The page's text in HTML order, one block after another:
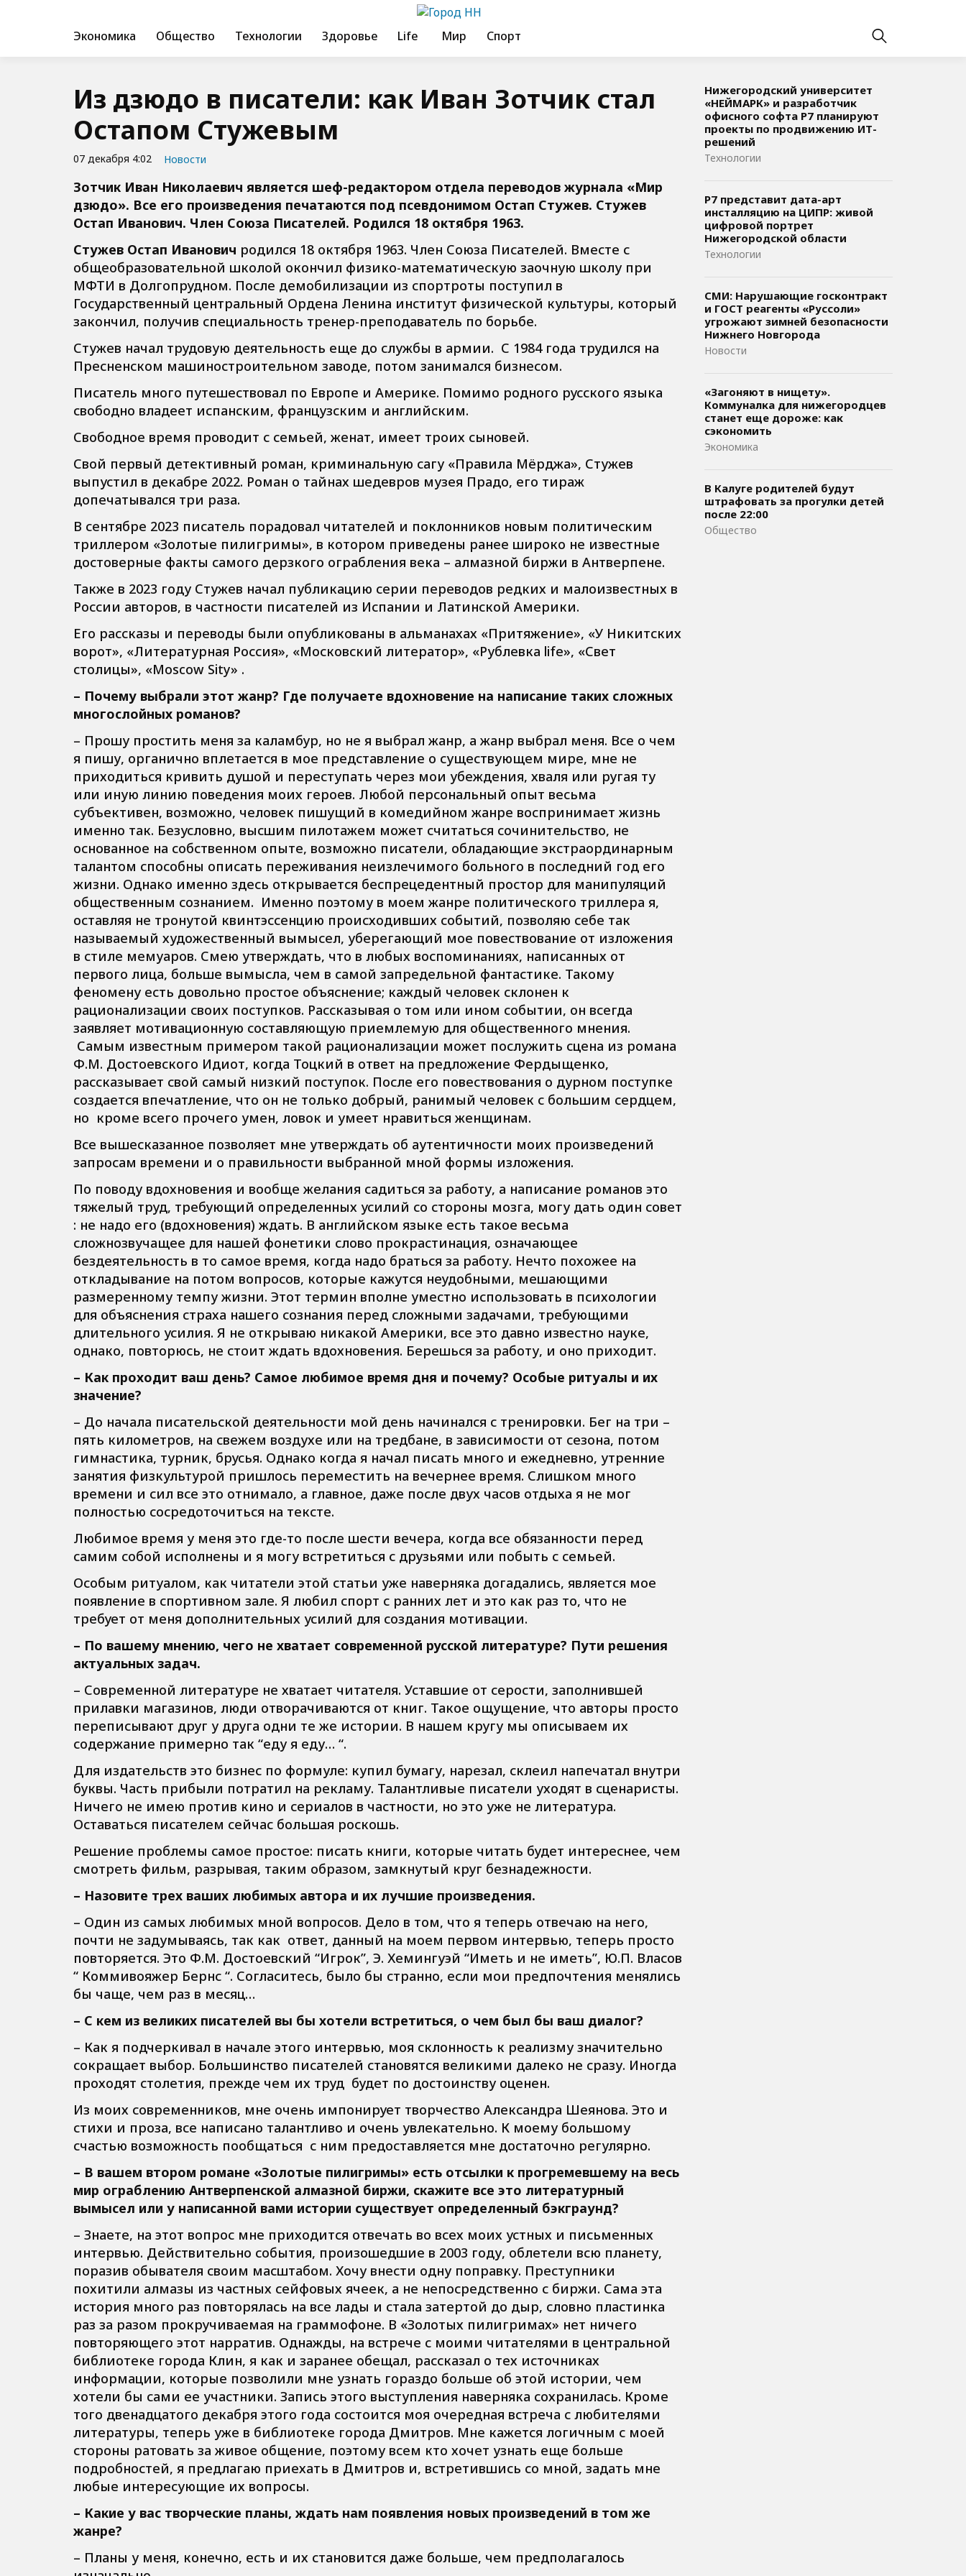
Экономика Общество Технологии Здоровье Life Мир Спорт
Из дзюдо в писатели: как Иван Зотчик стал
Остапом Стужевым
07 декабря 4:02 Новости
Зотчик Иван Николаевич является шеф-редактором отдела переводов журнала «Мир
дзюдо». Все его произведения печатаются под псевдонимом Остап Стужев. Стужев
Остап Иванович. Член Союза Писателей. Родился 18 октября 1963.
Стужев Остап Иванович родился 18 октября 1963. Член Союза Писателей. Вместе с
общеобразовательной школой окончил физико-математическую заочную школу при
МФТИ в Долгопрудном. После демобилизации из спортроты поступил в
Государственный центральный Ордена Ленина институт физической культуры, который
закончил, получив специальность тренер-преподаватель по борьбе.
Стужев начал трудовую деятельность еще до службы в армии. С 1984 года трудился на
Пресненском машиностроительном заводе, потом занимался бизнесом.
Писатель много путешествовал по Европе и Америке. Помимо родного русского языка
свободно владеет испанским, французским и английским.
Свободное время проводит с семьей, женат, имеет троих сыновей.
Свой первый детективный роман, криминальную сагу «Правила Мёрджа», Стужев
выпустил в декабре 2022. Роман о тайнах шедевров музея Прадо, его тираж
допечатывался три раза.
В сентябре 2023 писатель порадовал читателей и поклонников новым политическим
триллером «Золотые пилигримы», в котором приведены ранее широко не известные
достоверные факты самого дерзкого ограбления века – алмазной биржи в Антверпене.
Также в 2023 году Стужев начал публикацию серии переводов редких и малоизвестных в
России авторов, в частности писателей из Испании и Латинской Америки.
Его рассказы и переводы были опубликованы в альманахах «Притяжение», «У Никитских
ворот», «Литературная Россия», «Московский литератор», «Рублевка life», «Свет
столицы», «Moscow Sity» .
– Почему выбрали этот жанр? Где получаете вдохновение на написание таких сложных
многослойных романов?
– Прошу простить меня за каламбур, но не я выбрал жанр, а жанр выбрал меня. Все о чем
я пишу, органично вплетается в мое представление о существующем мире, мне не
приходиться кривить душой и переступать через мои убеждения, хваля или ругая ту
или иную линию поведения моих героев. Любой персональный опыт весьма
субъективен, возможно, человек пишущий в комедийном жанре воспринимает жизнь
именно так. Безусловно, высшим пилотажем может считаться сочинительство, не
основанное на собственном опыте, возможно писатели, обладающие экстраординарным
талантом способны описать переживания неизлечимого больного в последний год его
жизни. Однако именно здесь открывается беспрецедентный простор для манипуляций
общественным сознанием. Именно поэтому в моем жанре политического триллера я,
оставляя не тронутой квинтэссенцию происходивших событий, позволяю себе так
называемый художественный вымысел, уберегающий мое повествование от изложения
в стиле мемуаров. Смею утверждать, что в любых воспоминаниях, написанных от
первого лица, больше вымысла, чем в самой запредельной фантастике. Такому
феномену есть довольно простое объяснение; каждый человек склонен к
рационализации своих поступков. Рассказывая о том или ином событии, он всегда
заявляет мотивационную составляющую приемлемую для общественного мнения.
Самым известным примером такой рационализации может послужить сцена из романа
Ф.М. Достоевского Идиот, когда Тоцкий в ответ на предложение Фердыщенко,
рассказывает свой самый низкий поступок. После его повествования о дурном поступке
создается впечатление, что он не только добрый, ранимый человек с большим сердцем,
но кроме всего прочего умен, ловок и умеет нравиться женщинам.
Все вышесказанное позволяет мне утверждать об аутентичности моих произведений
запросам времени и о правильности выбранной мной формы изложения.
По поводу вдохновения и вообще желания садиться за работу, а написание романов это
тяжелый труд, требующий определенных усилий со стороны мозга, могу дать один совет
: не надо его (вдохновения) ждать. В английском языке есть такое весьма
сложнозвучащее для нашей фонетики слово прокрастинация, означающее
бездеятельность в то самое время, когда надо браться за работу. Нечто похожее на
откладывание на потом вопросов, которые кажутся неудобными, мешающими
размеренному темпу жизни. Этот термин вполне уместно использовать в психологии
для объяснения страха нашего сознания перед сложными задачами, требующими
длительного усилия. Я не открываю никакой Америки, все это давно известно науке,
однако, повторюсь, не стоит ждать вдохновения. Берешься за работу, и оно приходит.
– Как проходит ваш день? Самое любимое время дня и почему? Особые ритуалы и их
значение?
– До начала писательской деятельности мой день начинался с тренировки. Бег на три –
пять километров, на свежем воздухе или на тредбане, в зависимости от сезона, потом
гимнастика, турник, брусья. Однако когда я начал писать много и ежедневно, утренние
занятия физкультурой пришлось переместить на вечернее время. Слишком много
времени и сил все это отнимало, а главное, даже после двух часов отдыха я не мог
полностью сосредоточиться на тексте.
Любимое время у меня это где-то после шести вечера, когда все обязанности перед
самим собой исполнены и я могу встретиться с друзьями или побыть с семьей.
Особым ритуалом, как читатели этой статьи уже наверняка догадались, является мое
появление в спортивном зале. Я любил спорт с ранних лет и это как раз то, что не
требует от меня дополнительных усилий для создания мотивации.
– По вашему мнению, чего не хватает современной русской литературе? Пути решения
актуальных задач.
– Современной литературе не хватает читателя. Уставшие от серости, заполнившей
прилавки магазинов, люди отворачиваются от книг. Такое ощущение, что авторы просто
переписывают друг у друга одни те же истории. В нашем кругу мы описываем их
содержание примерно так “еду я еду… “.
Для издательств это бизнес по формуле: купил бумагу, нарезал, склеил напечатал внутри
буквы. Часть прибыли потратил на рекламу. Талантливые писатели уходят в сценаристы.
Ничего не имею против кино и сериалов в частности, но это уже не литература.
Оставаться писателем сейчас большая роскошь.
Решение проблемы самое простое: писать книги, которые читать будет интереснее, чем
смотреть фильм, разрывая, таким образом, замкнутый круг безнадежности.
– Назовите трех ваших любимых автора и их лучшие произведения.
– Один из самых любимых мной вопросов. Дело в том, что я теперь отвечаю на него,
почти не задумываясь, так как ответ, данный на моем первом интервью, теперь просто
повторяется. Это Ф.М. Достоевский “Игрок”, Э. Хемингуэй “Иметь и не иметь”, Ю.П. Власов
“ Коммивояжер Бернс “. Согласитесь, было бы странно, если мои предпочтения менялись
бы чаще, чем раз в месяц…
– С кем из великих писателей вы бы хотели встретиться, о чем был бы ваш диалог?
– Как я подчеркивал в начале этого интервью, моя склонность к реализму значительно
сокращает выбор. Большинство писателей становятся великими далеко не сразу. Иногда
проходят столетия, прежде чем их труд будет по достоинству оценен.
Из моих современников, мне очень импонирует творчество Александра Шеянова. Это и
стихи и проза, все написано талантливо и очень увлекательно. К моему большому
счастью возможность пообщаться с ним предоставляется мне достаточно регулярно.
– В вашем втором романе «Золотые пилигримы» есть отсылки к прогремевшему на весь
мир ограблению Антверпенской алмазной биржи, скажите все это литературный
вымысел или у написанной вами истории существует определенный бэкграунд?
– Знаете, на этот вопрос мне приходится отвечать во всех моих устных и письменных
интервью. Действительно события, произошедшие в 2003 году, облетели всю планету,
поразив обывателя своим масштабом. Хочу внести одну поправку. Преступники
похитили алмазы из частных сейфовых ячеек, а не непосредственно с биржи. Сама эта
история много раз повторялась на все лады и стала затертой до дыр, словно пластинка
раз за разом прокручиваемая на граммофоне. В «Золотых пилигримах» нет ничего
повторяющего этот нарратив. Однажды, на встрече с моими читателями в центральной
библиотеке города Клин, я как и заранее обещал, рассказал о тех источниках
информации, которые позволили мне узнать гораздо больше об этой истории, чем
хотели бы сами ее участники. Запись этого выступления наверняка сохранилась. Кроме
того двенадцатого декабря этого года состоится моя очередная встреча с любителями
литературы, теперь уже в библиотеке города Дмитров. Мне кажется логичным с моей
стороны ратовать за живое общение, поэтому всем кто хочет узнать еще больше
подробностей, я предлагаю приехать в Дмитров и, встретившись со мной, задать мне
любые интересующие их вопросы.
– Какие у вас творческие планы, ждать нам появления новых произведений в том же
жанре?
– Планы у меня, конечно, есть и их становится даже больше, чем предполагалось
Нижегородский университет
«НЕЙМАРК» и разработчик
офисного софта P7 планируют
проекты по продвижению ИТ-
решений
Технологии
Р7 представит дата-арт
инсталляцию на ЦИПР: живой
цифровой портрет
Нижегородской области
Технологии
СМИ: Нарушающие госконтракт
и ГОСТ реагенты «Руссоли»
угрожают зимней безопасности
Нижнего Новгорода
Новости
«Загоняют в нищету».
Коммуналка для нижегородцев
станет еще дороже: как
сэкономить
Экономика
В Калуге родителей будут
штрафовать за прогулки детей
после 22:00
Общество